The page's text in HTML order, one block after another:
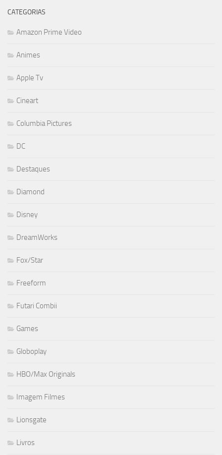
CATEGORIAS
Amazon Prime Video
Animes
Apple Tv
Cineart
Columbia Pictures
DC
Destaques
Diamond
Disney
DreamWorks
Fox/Star
Freeform
Futari Combii
Games
Globoplay
HBO/Max Originals
Imagem Filmes
Lionsgate
Livros